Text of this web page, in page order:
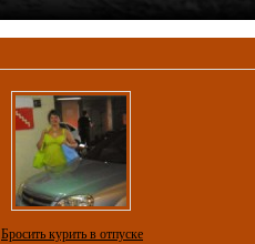
Бросить курить в отпуске